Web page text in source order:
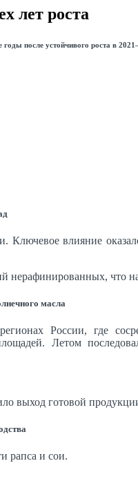
лет роста
после устойчивого роста в
влияние
нерафинированных, что
масла
России, где
Летом
выход готовой
рапса и сои.